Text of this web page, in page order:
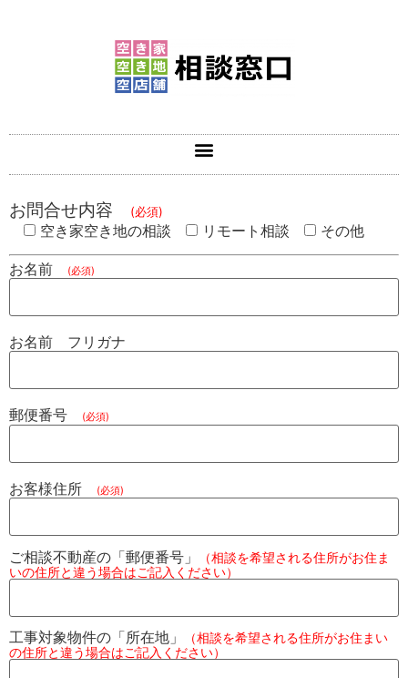
お問合せ内容 (必須)
空き家空き地の相談 リモート相談 その他
お名前 (必須)
お名前 フリガナ
郵便番号 (必須)
お客様住所 (必須)
ご相談不動産の「郵便番号」
（相談を希望される住所がお住ま
いの住所と違う場合はご記入ください）
工事対象物件の「所在地」
（相談を希望される住所がお住まい
の住所と違う場合はご記入ください）